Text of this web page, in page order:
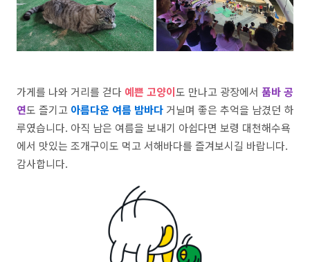
가게를 나와 거리를 걷다 예쁜 고양이도 만나고 광장에서 품바 공
연도 즐기고 아름다운 여름 밤바다 거닐며 좋은 추억을 남겼던 하
루였습니다. 아직 남은 여름을 보내기 아쉽다면 보령 대천해수욕
에서 맛있는 조개구이도 먹고 서해바다를 즐겨보시길 바랍니다.
감사합니다.